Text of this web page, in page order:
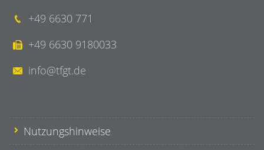
+49 6630 771
+49 6630 9180033
info@tfgt.de
Nutzungshinweise